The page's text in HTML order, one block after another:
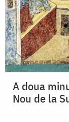
A doua
Nou de la